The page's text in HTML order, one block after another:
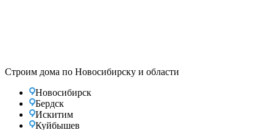
Строим дома по Новосибирску и области
Новосибирск
Бердск
Искитим
Куйбышев